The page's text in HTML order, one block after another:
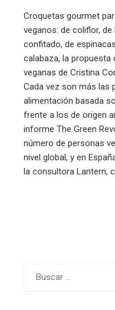
Croquetas gourmet
veganos: de coliflor,
confitado, de
calabaza, la
veganas de Cristina
Cada vez son más las
alimentación basada
frente a los de origen
informe The Green
número de personas
nivel global, y en
la consultora Lantern,